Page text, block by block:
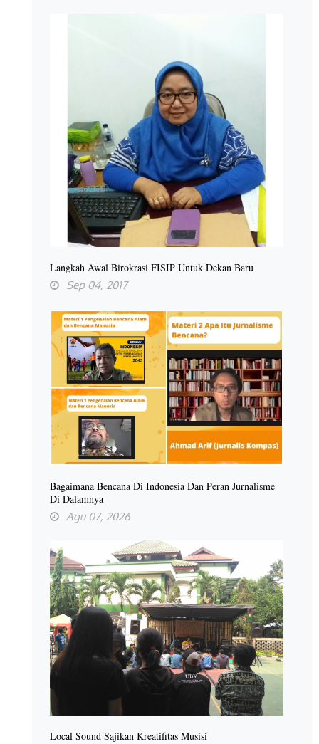
Langkah Awal Birokrasi FISIP Untuk Dekan Baru
Sep 04, 2017
Bagaimana Bencana Di Indonesia Dan Peran Jurnalisme
Di Dalamnya
Agu 07, 2026
Local Sound Sajikan Kreatifitas Musisi